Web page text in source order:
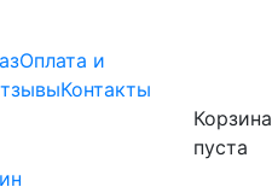
Оплата и
Контакты
Корзина
пуста